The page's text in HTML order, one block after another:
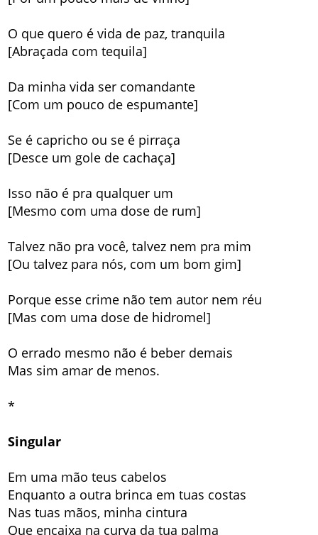
O que quero é vida de paz, tranquila
[Abraçada com tequila]
Da minha vida ser comandante
[Com um pouco de espumante]
Se é capricho ou se é pirraça
[Desce um gole de cachaça]
Isso não é pra qualquer um
[Mesmo com uma dose de rum]
Talvez não pra você, talvez nem pra mim
[Ou talvez para nós, com um bom gim]
Porque esse crime não tem autor nem réu
[Mas com uma dose de hidromel]
O errado mesmo não é beber demais
Mas sim amar de menos.
*
Singular
Em uma mão teus cabelos
Enquanto a outra brinca em tuas costas
Nas tuas mãos, minha cintura
Que encaixa na curva da tua palma